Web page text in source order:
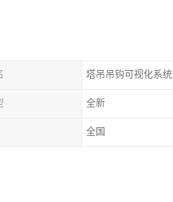
塔吊吊钩可视化系统
全新
全国